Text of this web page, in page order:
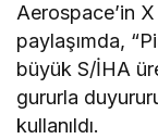
Aerospace’in
paylaşımda,
büyük S/İHA
gururla
kullanıldı.